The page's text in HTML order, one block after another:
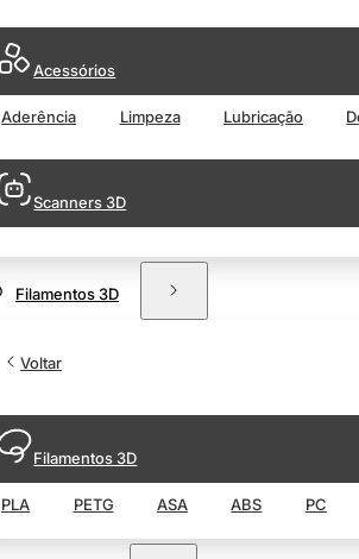
Acessórios
Aderência Limpeza Lubricação
Scanners 3D
Filamentos 3D
Voltar
Filamentos 3D
PLA PETG ASA ABS PC